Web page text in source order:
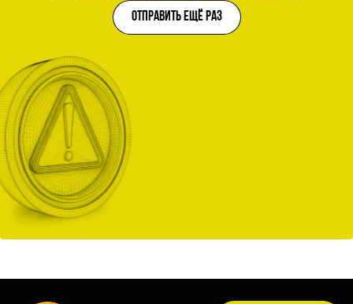
Телефон
Филиал
Согласен наобработку персональных данных
отправить ещё раз